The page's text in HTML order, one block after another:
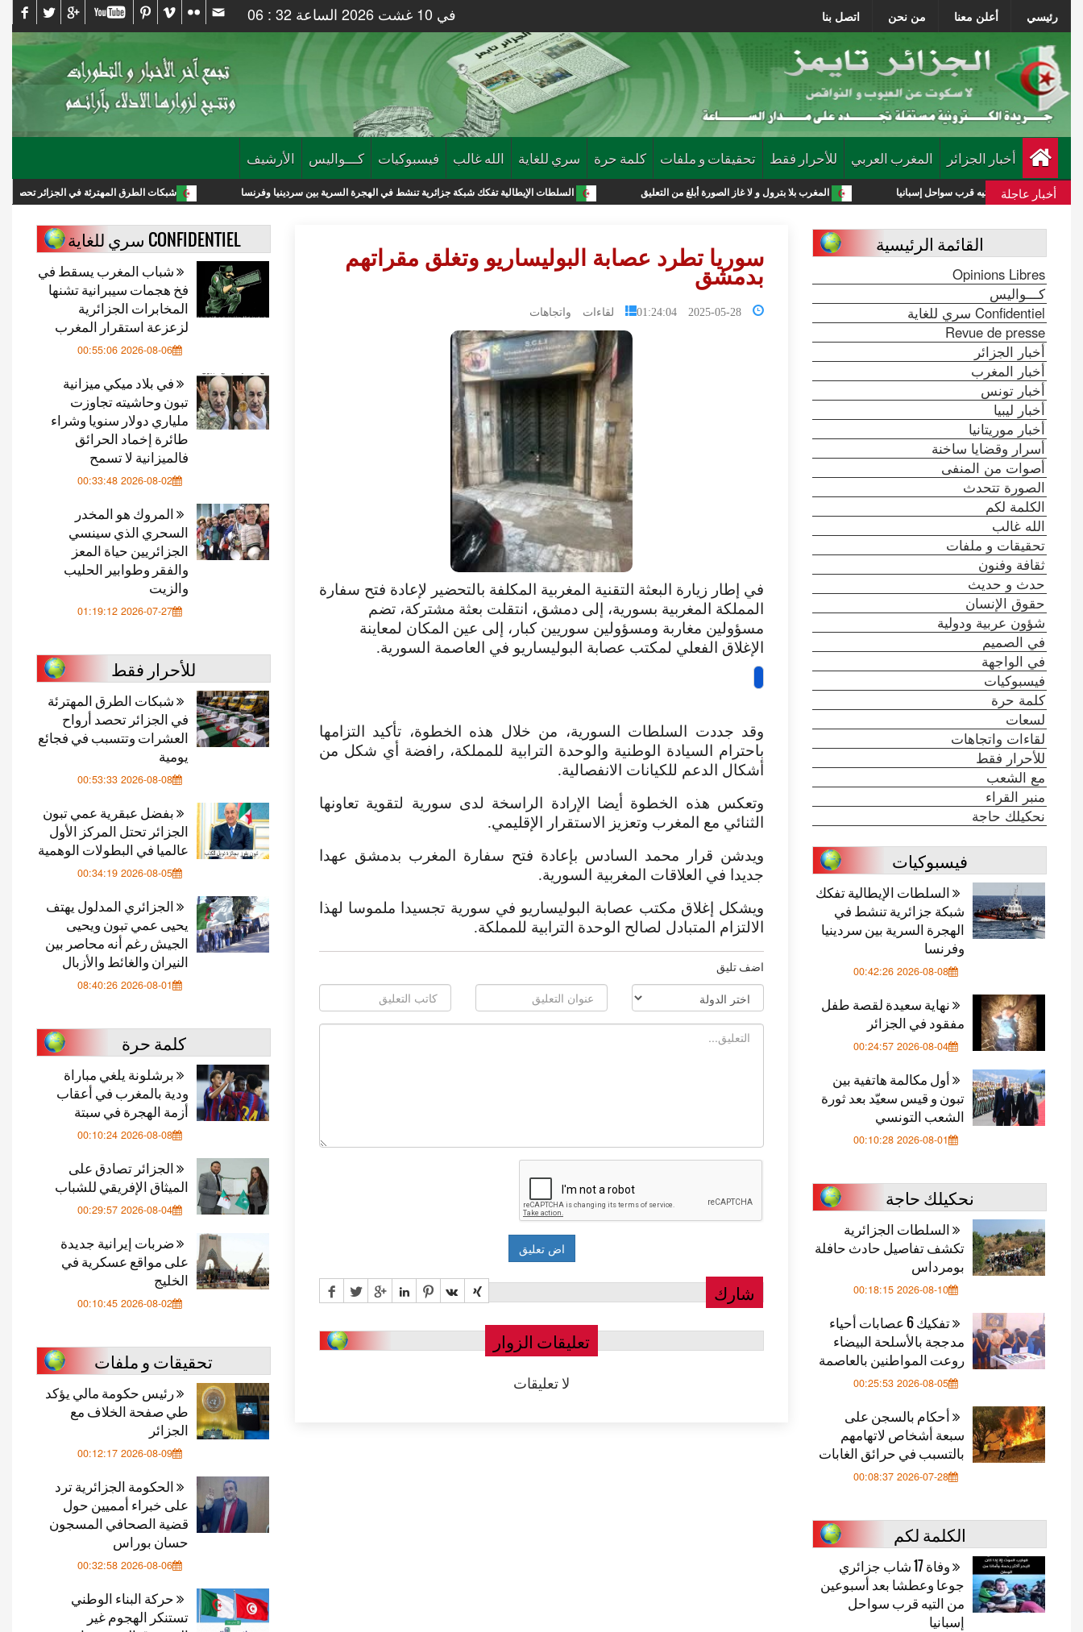
رئيسي أعلن معنا من نحن اتصل بنا في 10 غشت 2026 الساعة 32 : 06
أخبار الجزائر المغرب العربي للأحرار فقط تحقيقات و ملفات كلمة حرة سري للغاية الله غالب فيسبوكيات كـــواليس الأرشيف
أخبار عاجلة شبكات الطرق المهترئة في الجزائر تحصد أرواح العشرات السلطات الإيطالية تفكك شبكة جزائرية تنشط في الهجرة السرية بين سردينيا وفرنسا المغرب بلا بترول و لا غاز الصورة أبلغ من التعليق
CONFIDENTIEL سري للغاية
شباب المغرب يسقط في
فخ هجمات سيبرانية تشنها
المخابرات الجزائرية
لزعزعة استقرار المغرب
2026-08-06 00:55:06
في بلاد ميكي ميزانية
تبون وحاشيته تجاوزت
ملياري دولار سنويا وشراء
طائرة إخماد الحرائق
فالميزانية لا تسمح
2026-08-02 00:33:48
المروك هو المخدر
السحري الذي سينسي
الجزائريين حياة المعز
والفقر وطوابير الحليب
والزيت
2026-07-27 01:19:12
للأحرار فقط
شبكات الطرق المهترئة
في الجزائر تحصد أرواح
العشرات وتتسبب في فجائع
يومية
2026-08-08 00:53:33
بفضل عبقرية عمي تبون
الجزائر تحتل المركز الأول
عالميا في البطولات الوهمية
2026-08-05 00:34:19
الجزائري المدلول يهتف
يحيى عمي تبون ويحيى
الجيش رغم أنه محاصر بين
النيران والغائط والأزبال
2026-08-01 08:40:26
كلمة حرة
برشلونة يلغي مباراة
ودية بالمغرب في أعقاب
أزمة الهجرة في سبتة
2026-08-08 00:10:24
الجزائر تصادق على
الميثاق الإفريقي للشباب
2026-08-04 00:29:57
ضربات إيرانية جديدة
على مواقع عسكرية في
الخليج
2026-08-02 00:10:45
تحقيقات و ملفات
رئيس حكومة مالي يؤكد
طي صفحة الخلاف مع
الجزائر
2026-08-09 00:12:17
الحكومة الجزائرية ترد
على خبراء أمميين حول
قضية الصحافي المسجون
حسان بوراس
2026-08-06 00:32:58
حركة البناء الوطني
تستنكر الهجوم غير
سوريا تطرد عصابة البوليساريو وتغلق مقراتهم
بدمشق
2025-05-28 01:24:04 لقاءات واتجاهات
في إطار زيارة البعثة التقنية المغربية المكلفة بالتحضير لإعادة فتح سفارة
المملكة المغربية بسورية، إلى دمشق، انتقلت بعثة مشتركة، تضم
مسؤولين مغاربة ومسؤولين سوريين كبار، إلى عين المكان لمعاينة
الإغلاق الفعلي لمكتب عصابة البوليساريو في العاصمة السورية.
وقد جددت السلطات السورية، من خلال هذه الخطوة، تأكيد التزامها
باحترام السيادة الوطنية والوحدة الترابية للمملكة، رافضة أي شكل من
أشكال الدعم للكيانات الانفصالية.
وتعكس هذه الخطوة أيضا الإرادة الراسخة لدى سورية لتقوية تعاونها
الثنائي مع المغرب وتعزيز الاستقرار الإقليمي.
ويدشن قرار محمد السادس بإعادة فتح سفارة المغرب بدمشق عهدا
جديدا في العلاقات المغربية السورية.
ويشكل إغلاق مكتب عصابة البوليساريو في سورية تجسيدا ملموسا لهذا
الالتزام المتبادل لصالح الوحدة الترابية للمملكة.
اضف تليق
شارك
تعليقات الزوار
لا تعليقات
القائمة الرئيسية
Opinions Libres
كـــواليس
Confidentiel سري للغاية
Revue de presse
أخبار الجزائر
أخبار المغرب
أخبار تونس
أخبار ليبيا
أخبار موريتانيا
أسرار وقضايا ساخنة
أصوات من المنفى
الصورة تتحدث
الكلمة لكم
الله غالب
تحقيقات و ملفات
ثقافة وفنون
حدث و حديث
حقوق الإنسان
شؤون عربية ودولية
في الصميم
في الواجهة
فيسبوكيات
كلمة حرة
لسعات
لقاءات واتجاهات
للأحرار فقط
مع الشعب
منبر القراء
نحكيلك حاجة
فيسبوكيات
السلطات الإيطالية تفكك
شبكة جزائرية تنشط في
الهجرة السرية بين سردينيا
وفرنسا
2026-08-08 00:42:26
نهاية سعيدة لقصة طفل
مفقود في الجزائر
2026-08-04 00:24:57
أول مكالمة هاتفية بين
تبون و قيس سعيّد بعد ثورة
الشعب التونسي
2026-08-01 00:10:28
نحكيلك حاجة
السلطات الجزائرية
تكشف تفاصيل حادث حافلة
بومرداس
2026-08-10 00:18:15
تفكيك 6 عصابات أحياء
مدججة بالأسلحة البيضاء
روعت المواطنين بالعاصمة
2026-08-05 00:25:53
أحكام بالسجن على
سبعة أشخاص لاتهامهم
بالتسبب في حرائق الغابات
2026-07-28 00:08:37
الكلمة لكم
وفاة 17 شاب جزائري
جوعا وعطشا بعد أسبوعين
من التيه قرب سواحل
إسبانيا